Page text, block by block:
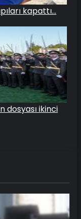
kapattı…
dosyası ikinci